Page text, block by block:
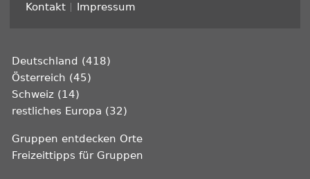
Kontakt
Impressum
Deutschland (418)
Österreich (45)
Schweiz (14)
restliches Europa (32)
Gruppen entdecken Orte
Freizeittipps für Gruppen